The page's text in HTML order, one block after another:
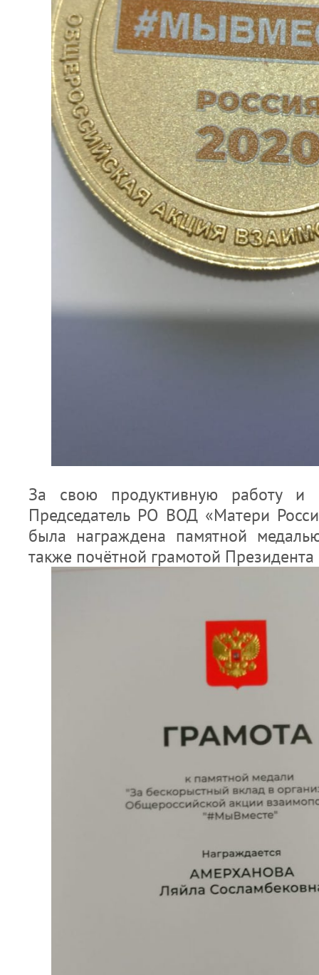
За свою продуктивную работу и
Председатель РО ВОД «Матери
была награждена памятной
также почётной грамотой